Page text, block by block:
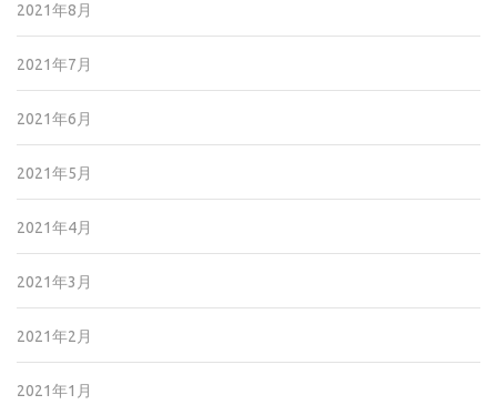
2021年8月
2021年7月
2021年6月
2021年5月
2021年4月
2021年3月
2021年2月
2021年1月